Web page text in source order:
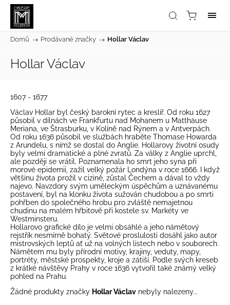
Domů / Prodávané značky / Hollar Václav
Hollar Václav
1607 - 1677
Václav Hollar byl český barokní rytec a kreslíř. Od roku 1627
působil v dílnách ve Frankfurtu nad Mohanem u Matthäuse
Meriana, ve Štrasburku, v Kolíně nad Rýnem a v Antverpách.
Od roku 1636 působil ve službách hraběte Thomase Howarda
z Arundelu, s nímž se dostal do Anglie. Hollarovy životní osudy
byly velmi dramatické a plné zvratů. Za války z Anglie uprchl,
ale později se vrátil. Poznamenala ho smrt jeho syna při
morové epidemii, zažil velký požár Londýna v roce 1666. I když
většinu života prožil v cizině, zůstal Čechem a dával to vždy
najevo. Navzdory svým uměleckým úspěchům a uznávanému
postavení, byl na klonku života sužován chudobou a po smrti
pohřben do společného hrobu pro zvláště nemajetnou
chudinu na malém hřbitově při kostele sv. Markéty ve
Westminsteru.
Hollarovo grafické dílo je velmi obsáhlé a jeho námětový
rejstřík nesmírně bohatý. Světové proslulosti dosáhl jako autor
mistrovských leptů ať už na volných listech nebo v souborech.
Námětem mu byly přírodní motivy, krajiny, veduty, mapy,
portréty, městské prospekty, kroje a zátiší. Podle svých kreseb
z krátké návštěvy Prahy v roce 1636 vytvořil také známý velký
pohled na Prahu.
Žádné produkty značky Hollar Václav nebyly nalezeny...